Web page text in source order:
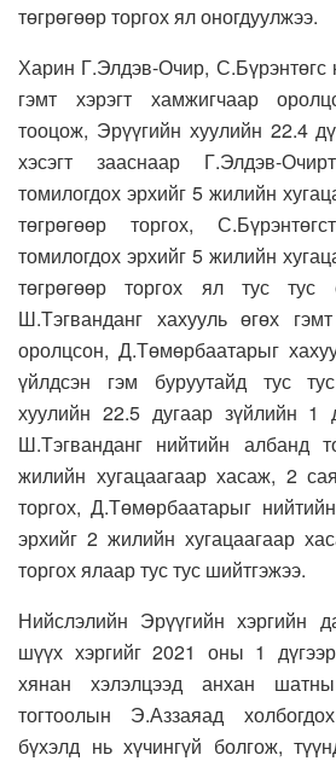
төгрөгөөр торгох ял оногдуулжээ.
Харин Г.Элдэв-Очир, С.Бүрэнтөгс
гэмт хэрэгт хамжигчаар
тооцож, Эрүүгийн хуулийн 22.4
хэсэгт зааснаар Г.Элдэв-
томилогдох эрхийг 5 жилийн
төгрөгөөр торгох,
томилогдох эрхийг 5 жилийн
төгрөгөөр торгох ял тус тус
Ш.Тэгванданг хахууль өгөх
оролцсон, Д.Төмөрбаатарыг
үйлдсэн гэм буруутайд тус
хуулийн 22.5 дугаар зүйлийн 1
Ш.Тэгванданг нийтийн албанд
жилийн хугацаагаар хасаж, 2
торгох, Д.Төмөрбаатарыг
эрхийг 2 жилийн хугацаагаар
торгох ялаар тус тус шийтгэжээ.
Нийслэлийн Эрүүгийн хэргийн
шүүх хэргийг 2021 оны 1
хянан хэлэлцээд анхан
тогтоолын Э.Аззаяад
бүхэлд нь хүчингүй болгож,